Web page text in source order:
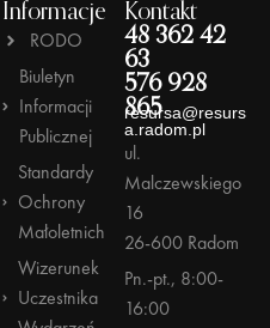
Informacje
RODO
Biuletyn
Informacji
Publicznej
Standardy
Ochrony
Małoletnich
Wizerunek
Uczestnika
Kontakt
48 362 42
63
576 928
865
resursa@resurs
a.radom.pl
ul.
Malczewskiego
16
26-600 Radom
Pn.-pt., 8:00-
16:00